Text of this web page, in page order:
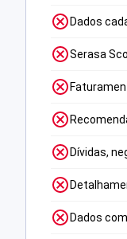
Dados
Serasa
Dívidas,
Dados